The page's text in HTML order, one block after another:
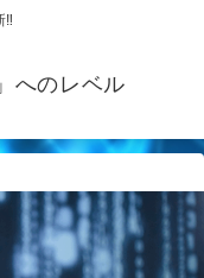
‼
へのレベル